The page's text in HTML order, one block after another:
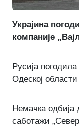
Украјина
компаније
Русија
Одеској
Немачка одбија
саботажи